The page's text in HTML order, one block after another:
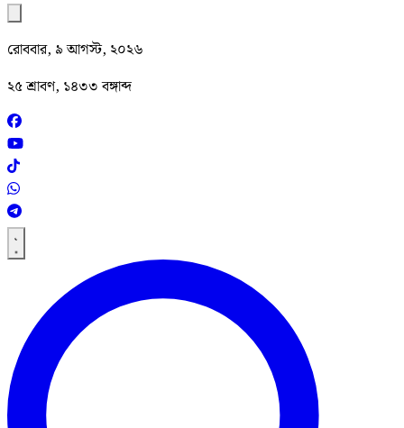
রোববার, ৯ আগস্ট, ২০২৬
২৫ শ্রাবণ, ১৪৩৩ বঙ্গাব্দ